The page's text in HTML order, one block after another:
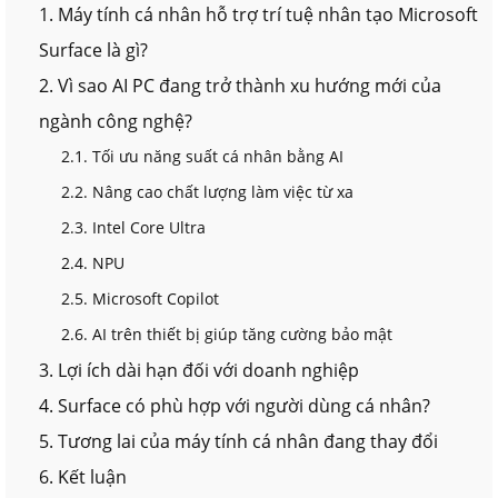
1. Máy tính cá nhân hỗ trợ trí tuệ nhân tạo Microsoft
Surface là gì?
2. Vì sao AI PC đang trở thành xu hướng mới của
ngành công nghệ?
2.1. Tối ưu năng suất cá nhân bằng AI
2.2. Nâng cao chất lượng làm việc từ xa
2.3. Intel Core Ultra
2.4. NPU
2.5. Microsoft Copilot
2.6. AI trên thiết bị giúp tăng cường bảo mật
3. Lợi ích dài hạn đối với doanh nghiệp
4. Surface có phù hợp với người dùng cá nhân?
5. Tương lai của máy tính cá nhân đang thay đổi
6. Kết luận